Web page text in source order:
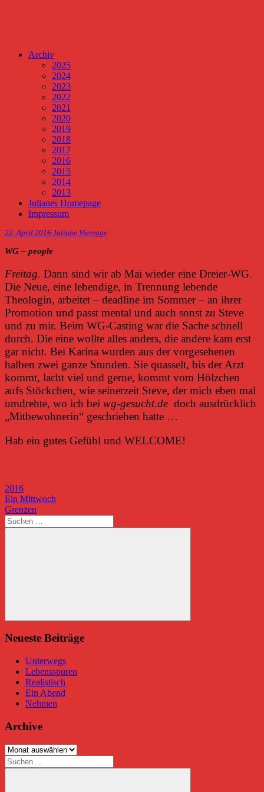
Archiv
2025
2024
2023
2022
2021
2020
2019
2018
2017
2016
2015
2014
2013
Julianes Homepage
Impressum
22. April 2016 Juliane Vieregge
WG – people
Freitag. Dann sind wir ab Mai wieder eine Dreier-WG.
Die Neue, eine lebendige, in Trennung lebende
Theologin, arbeitet – deadline im Sommer – an ihrer
Promotion und passt mental und auch sonst zu Steve
und zu mir. Beim WG-Casting war die Sache schnell
durch. Die eine wollte alles anders, die andere kam erst
gar nicht. Bei Karina wurden aus der vorgesehenen
halben zwei ganze Stunden. Sie quasselt, bis der Arzt
kommt, lacht viel und gerne, kommt vom Hölzchen
aufs Stöckchen, wie seinerzeit Steve, der mich eben mal
umdrehte, wo ich bei wg-gesucht.de doch ausdrücklich
„Mitbewohnerin“ geschrieben hatte …
Hab ein gutes Gefühl und WELCOME!
2016
Beitragsnavigation
Vorheriger
Beitrag:
Ein Mittwoch
Nächster
Beitrag:
Grenzen
Suchen
nach:
Suchen
Neueste Beiträge
Unterwegs
Lebensspuren
Realistisch
Ein Abend
Nehmen
Archive
Archive
Suchen
nach: